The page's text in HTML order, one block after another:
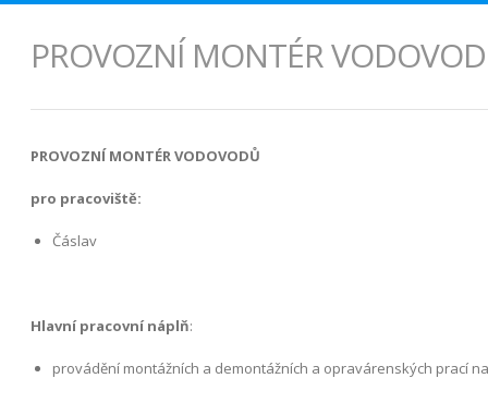
PROVOZNÍ MONTÉR
PROVOZNÍ MONTÉR VODOVODŮ
pro pracoviště:
Čáslav
Hlavní pracovní náplň:
provádění montážních a demontážních a opravárenských prací